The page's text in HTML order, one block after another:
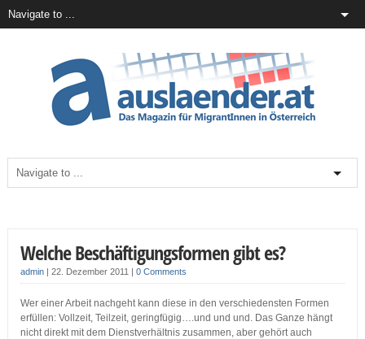
Welche Beschäftigungsformen gibt es?
admin| 22. Dezember 2011 | 0 Comments
Wer einer Arbeit nachgeht kann diese in den verschiedensten Formen
erfüllen: Vollzeit, Teilzeit, geringfügig….und und und. Das Ganze hängt
nicht direkt mit dem Dienstverhältnis zusammen, aber gehört auch